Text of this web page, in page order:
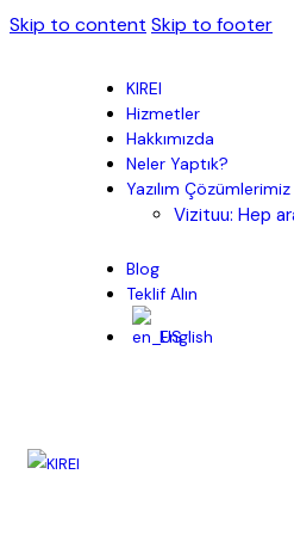
Skip to content Skip to footer
KIREI
Hizmetler
Hakkımızda
Neler Yaptık?
Yazılım Çözümlerimiz
Vizituu: Hep
Blog
Teklif Alın
English